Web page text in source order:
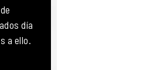
día
a ello.